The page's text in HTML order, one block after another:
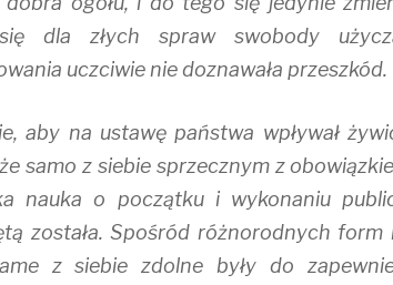
dla złych spraw swobody
uczciwie nie doznawała przeszkód.
aby na ustawę państwa wpływał
samo z siebie sprzecznym z
nauka o początku i wykonaniu
została. Spośród różnorodnych form
z siebie zdolne były do